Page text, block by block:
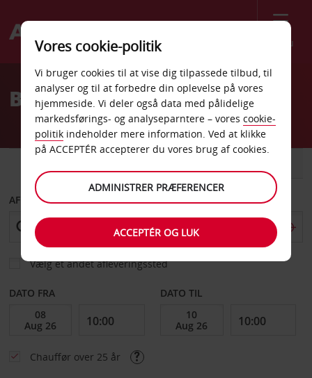
Menu
Welcome
AvisBilleje Niagara Falls
AFHENT FRA
Vælg et andet afleveringssted
DATO FRA DATO TIL
Chauffør over 25 år
Vores cookie-politik
Vi bruger cookies til at vise dig tilpassede tilbud, til
analyser og til at forbedre din oplevelse på vores
hjemmeside. Vi deler også data med pålidelige
markedsførings- og analyseparntere – vores cookie-
politik indeholder mere information. Ved at klikke
på ACCEPTÉR accepterer du vores brug af cookies.
ADMINISTRER PRÆFERENCER
ACCEPTÉR OG LUK